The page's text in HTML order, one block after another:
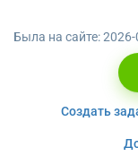
Была на сайте:2026-
Создать